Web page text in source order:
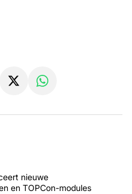
nieuwe
en TOPCon-modules